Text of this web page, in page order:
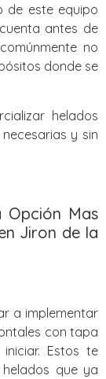
de este equipo
antes de
no
donde se
helados
y sin
Opción Mas
Jiron de la
a implementar
con tapa
Estos te
que ya